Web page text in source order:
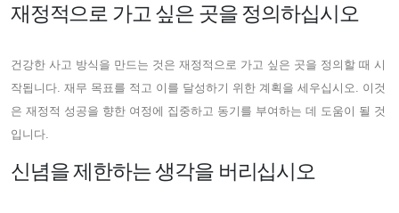
재정적으로 가고 싶은 곳을 정의하십시오
건강한 사고 방식을 만드는 것은 재정적으로 가고 싶은 곳을 정의할 때 시
작됩니다. 재무 목표를 적고 이를 달성하기 위한 계획을 세우십시오. 이것
은 재정적 성공을 향한 여정에 집중하고 동기를 부여하는 데 도움이 될 것
입니다.
신념을 제한하는 생각을 버리십시오